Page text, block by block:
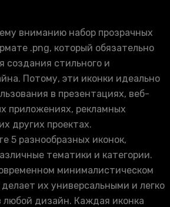
вниманию набор прозрачных
.png, который обязательно
создания стильного и
Потому, эти иконки идеально
в презентациях, веб-
приложениях, рекламных
других проектах.
5 разнообразных иконок,
тематики и категории.
минималистическом
их универсальными и легко
дизайн. Каждая иконка